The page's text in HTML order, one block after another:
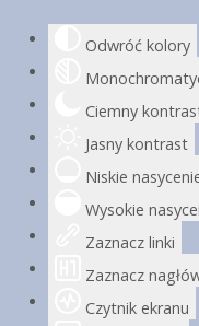
Odwróć kolory
Ciemny
Jasny kontrast
Niskie
Wysokie
Zaznacz linki
Zaznacz
Czytnik ekranu